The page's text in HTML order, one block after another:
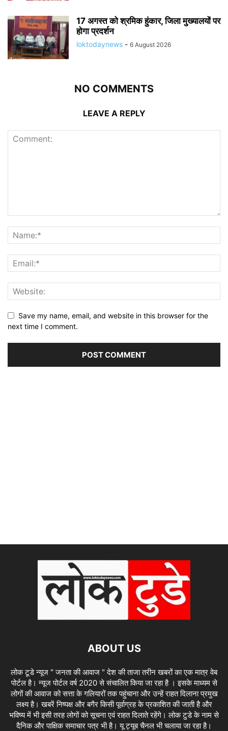
17 अगस्त को श्रमिक हुंकार, जिला मुख्यालयों पर
होगा प्रदर्शन
loktodaynews - 6 August 2026
NO COMMENTS
LEAVE A REPLY
Save my name, email, and website in this browser for the
next time I comment.
ABOUT US
लोक टूडे न्यूज " जनता की आवाज " देश की ताजा तरीन खबरों का एक मात्र वेब
पोर्टल है। न्यूज पोर्टल वर्ष 2020 से संचालित किया जा रहा है । इसके माध्यम से
लोगों की आवाज को सत्ता के गलियारों तक पहुंचाना और उन्हें राहत दिलाना प्रमुख
लक्ष्य है। खबरें निष्पक्ष और बगैर किसी पूर्वाग्रह के प्रकाशित की जाती है और
भविष्य में भी इसी तरह लोगों को सूचना एवं राहत दिलाते रहेंगे। लोक टुडे के नाम से
दैनिक और पाक्षिक समाचार पत्र भी है। यू ट्यूब चैनल भी चलाया जा रहा है।